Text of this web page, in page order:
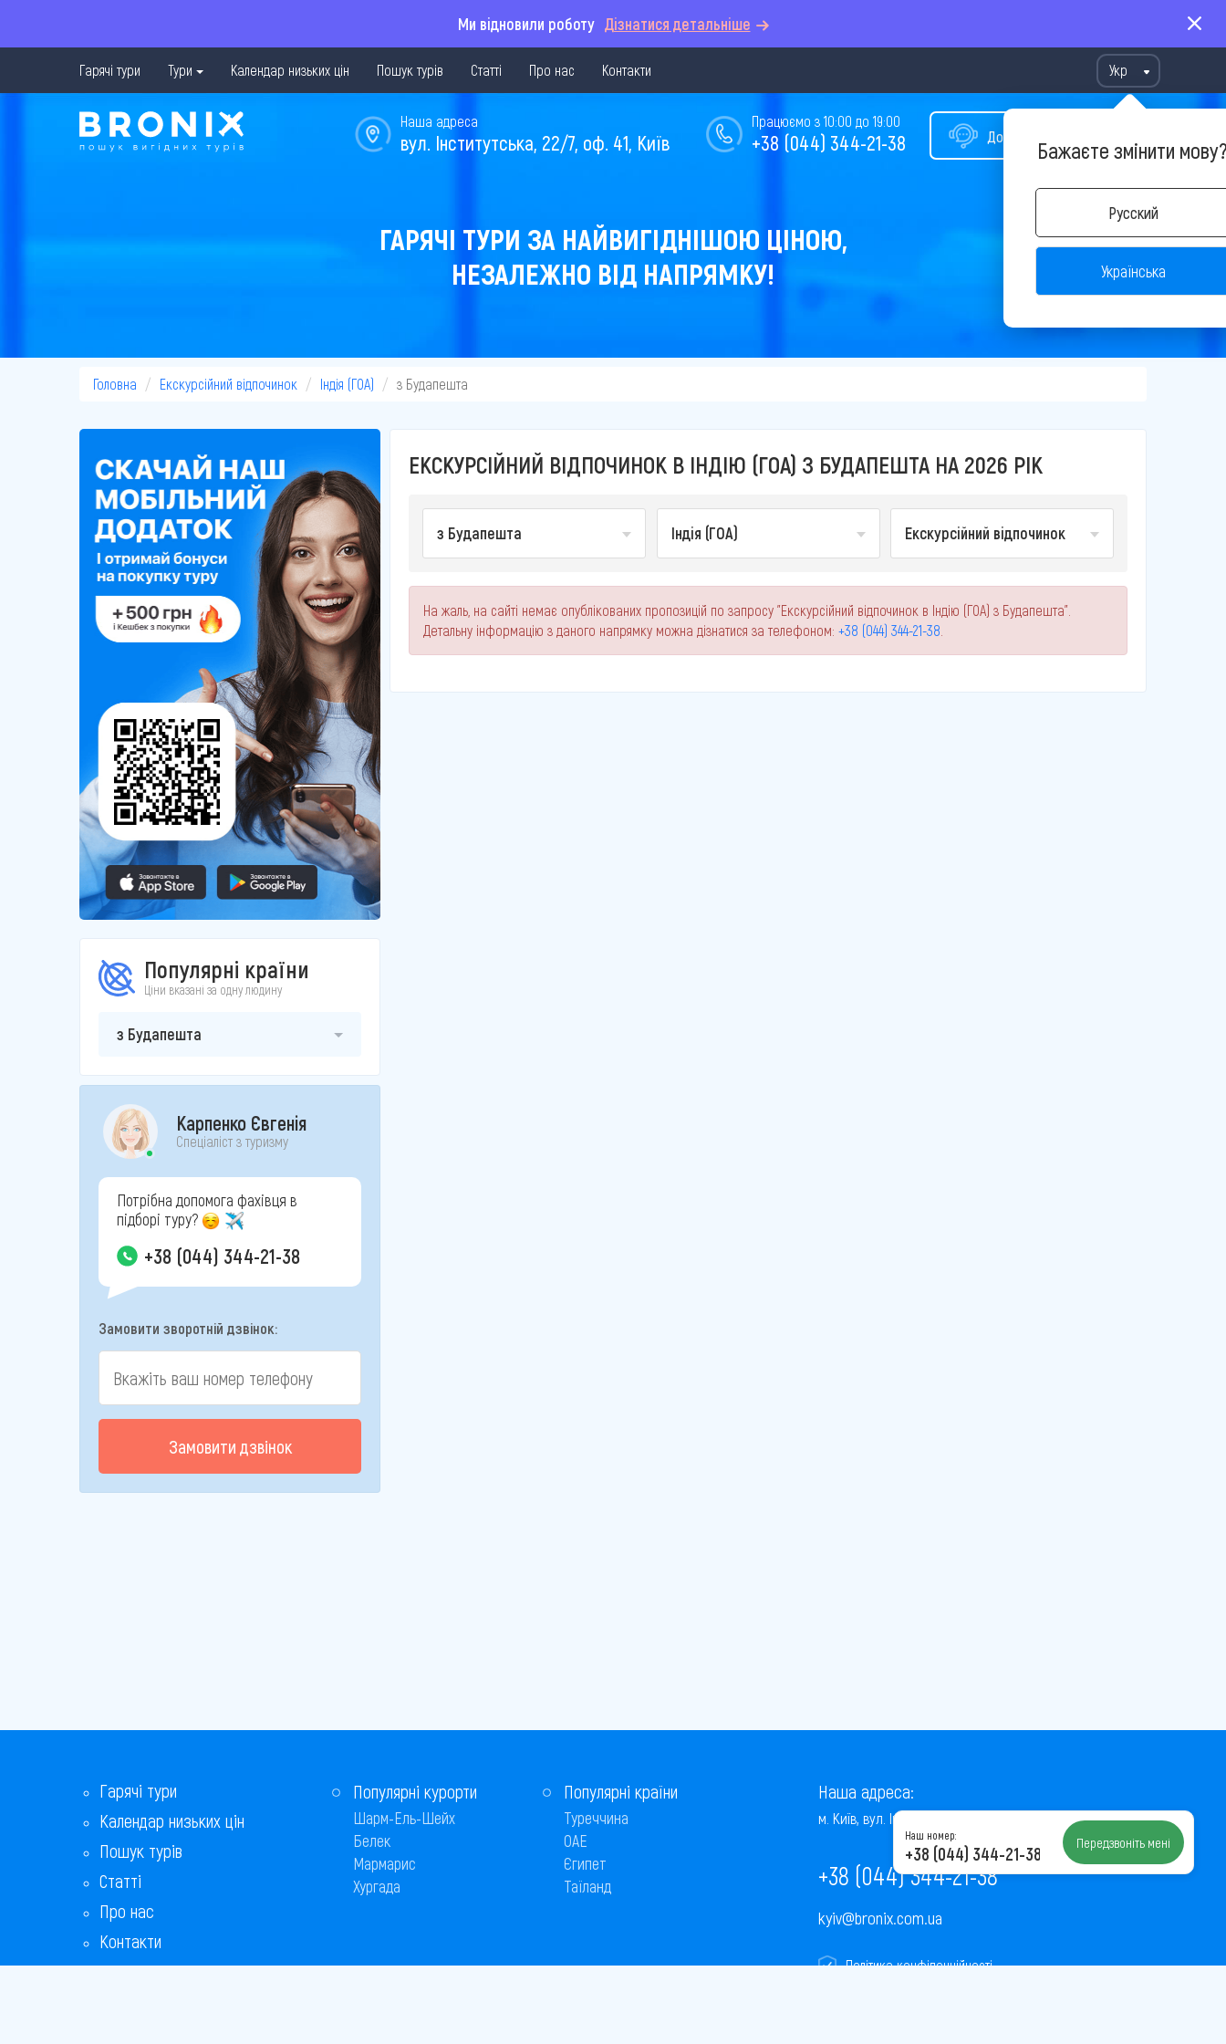
Ми відновили роботу Дізнатися детальніше
Гарячі тури Тури Календар низьких цін Пошук турів Статті Про нас Контакти Укр
Бажаєте змінити
Русский
Українська
Допомога у виборі туру
Працюємо з 10:00 до 19:00
+38 (044) 344-21-38
Наша адреса
вул. Інститутська, 22/7, оф. 41, Київ
ГАРЯЧІ ТУРИ ЗА НАЙВИГІДНІШОЮ ЦІНОЮ,
НЕЗАЛЕЖНО ВІД НАПРЯМКУ!
Головна Екскурсійний відпочинок Індія (ГОА) з Будапешта
Популярні країни
Ціни вказані за одну людину
з Будапешта
Карпенко Євгенія
Спеціаліст з туризму
Потрібна допомога фахівця в
підборі туру?
+38 (044) 344-21-38
Замовити зворотній дзвінок:
Замовити дзвінок
ЕКСКУРСІЙНИЙ ВІДПОЧИНОК В ІНДІЮ (ГОА) З БУДАПЕШТА НА 2026 РІК
з Будапешта Індія (ГОА) Екскурсійний відпочинок
На жаль, на сайті немає опублікованих пропозицій по запросу "Екскурсійний відпочинок в Індію (ГОА) з Будапешта".
Детальну інформацію з даного напрямку можна дізнатися за телефоном: +38 (044) 344-21-38
Гарячі тури
Календар низьких цін
Пошук турів
Статті
Про нас
Контакти
Бонусна програма
Популярні курорти
Шарм-Ель-Шейх
Белек
Мармарис
Хургада
Популярні країни
Туреччина
ОАЕ
Єгипет
Таїланд
Наша адреса:
м. Київ, вул. Інститутська, 22/7, оф. 41
+38 (044) 344-21-38
kyiv@bronix.com.ua
Політика конфіденційності
Наш номер:
+38 (044) 344-21-38 Передзвоніть мені